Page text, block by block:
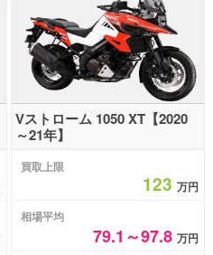
Vストローム 1050 XT【2020
～21年】
買取上限
123 万円
相場平均
79.1～97.8 万円